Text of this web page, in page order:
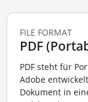
FILE FORMAT
PDF
PDF steht für
Adobe
Dokument in